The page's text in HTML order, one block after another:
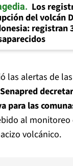
Los
del volcán
registran
las alertas de
Senapred
para las
al
volcánico.